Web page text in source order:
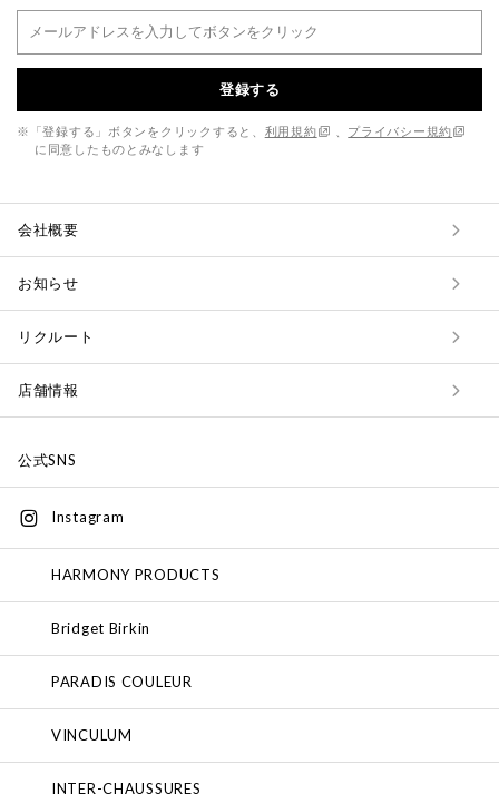
登録する
※「登録する」ボタンをクリックすると、 利用規約
プライバシー規約
に同意したものとみなします
会社概要
お知らせ
リクルート
店舗情報
公式SNS
Instagram
HARMONY PRODUCTS
Bridget Birkin
PARADIS COULEUR
VINCULUM
INTER-CHAUSSURES